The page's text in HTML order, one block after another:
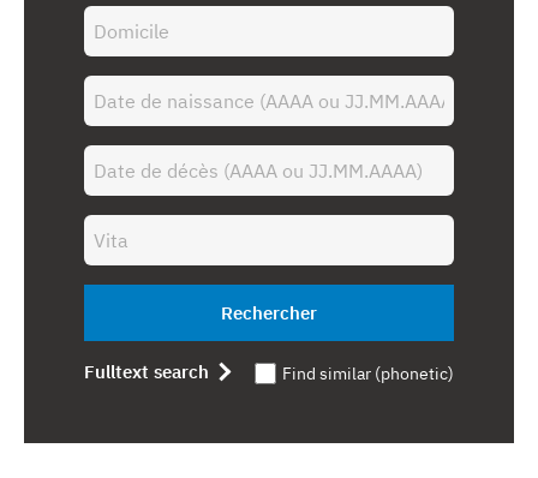
Rechercher
Fulltext search Find similar (phonetic)